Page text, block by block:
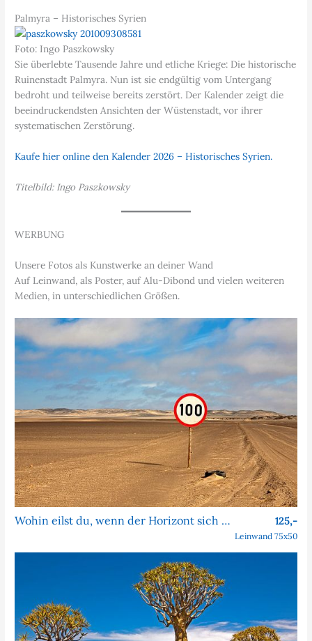
Palmyra – Historisches Syrien
Foto: Ingo Paszkowsky
Sie überlebte Tausende Jahre und etliche Kriege: Die historische
Ruinenstadt Palmyra. Nun ist sie endgültig vom Untergang
bedroht und teilweise bereits zerstört. Der Kalender zeigt die
beeindruckendsten Ansichten der Wüstenstadt, vor ihrer
systematischen Zerstörung.
Kaufe hier online den Kalender 2026 – Historisches Syrien.
Titelbild: Ingo Paszkowsky
WERBUNG
Unsere Fotos als Kunstwerke an deiner Wand
Auf Leinwand, als Poster, auf Alu-Dibond und vielen weiteren
Medien, in unterschiedlichen Größen.
Wohin eilst du, wenn der Horizont sich nie nähert? 125,-
Leinwand 75x50